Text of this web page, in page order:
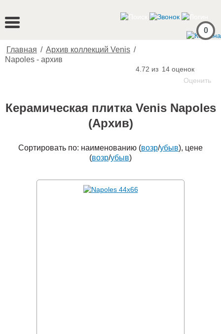
0
Главная / Архив коллекций Venis /
Napoles - архив
4.72 из 14 оценок
Оценить
Керамическая плитка Venis Napoles
(Архив)
Сортировать по: наименованию (возр/убыв), цене
(возр/убыв)